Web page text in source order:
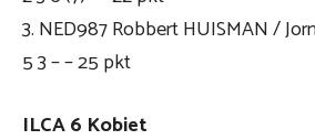
3. NED987 Robbert HUISMAN /
5 3 – – 25 pkt
ILCA 6 Kobiet